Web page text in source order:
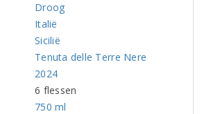
Droog
Italië
Sicilië
Tenuta delle Terre Nere
2024
6 flessen
750 ml